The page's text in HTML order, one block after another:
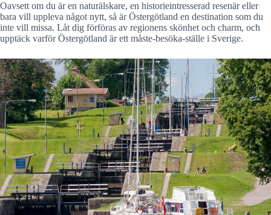
Oavsett om du är en naturälskare, en historieintresserad resenär eller
bara vill uppleva något nytt, så är Östergötland en destination som du
inte vill missa. Låt dig förföras av regionens skönhet och charm, och
upptäck varför Östergötland är ett måste-besöka-ställe i Sverige.